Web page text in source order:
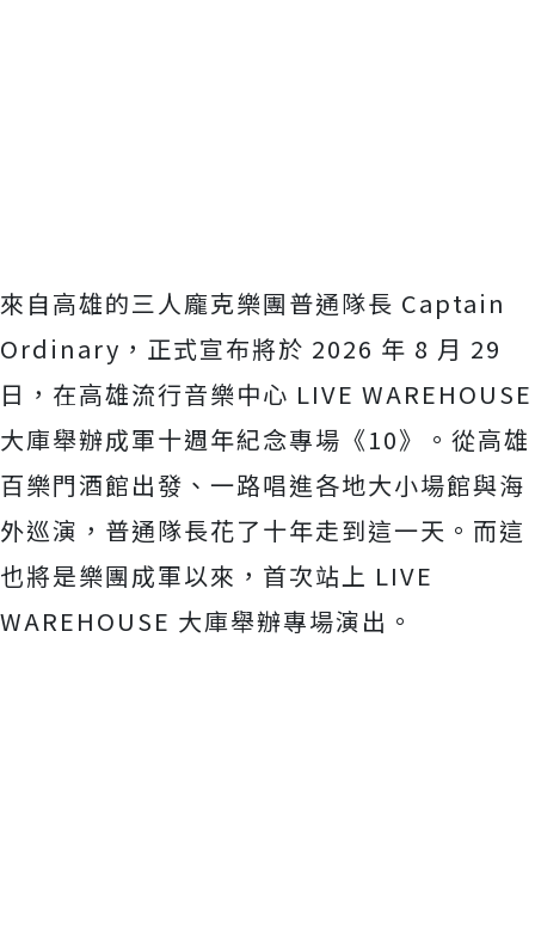
來自高雄的三人龐克樂團普通隊長 Captain
Ordinary，正式宣布將於 2026 年 8 月 29
日，在高雄流行音樂中心 LIVE WAREHOUSE
大庫舉辦成軍十週年紀念專場《10》。從高雄
百樂門酒館出發、一路唱進各地大小場館與海
外巡演， 普通隊長花了十年走到這一天。而這
也將是樂團成軍以來，首次站上 LIVE
WAREHOUSE 大庫舉辦專場演出。